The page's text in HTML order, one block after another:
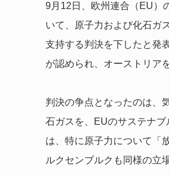
9月12日、欧州連合（EU）
いて、原子力および化石ガ
支持する判決を下したと発
が認められ、オーストリア
判決の争点となったのは、
石ガスを、EUのサステナ
は、特に原子力について「
ルクセンブルクも同様の立